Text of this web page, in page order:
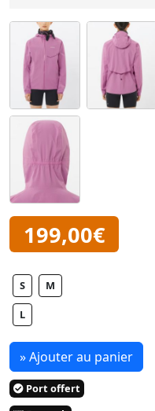
199,00€
S M
L
» Ajouter au panier
Port offert